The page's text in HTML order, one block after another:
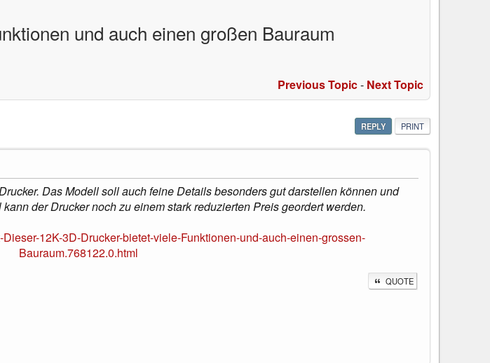
und auch einen großen Bauraum
Previous Topic- Next Topic
REPLY PRINT
Das Modell soll auch feine Details besonders gut darstellen können und
der Drucker noch zu einem stark reduzierten Preis geordert werden.
12K-3D-Drucker-bietet-viele-Funktionen-und-auch-einen-grossen-
Bauraum.768122.0.html
QUOTE